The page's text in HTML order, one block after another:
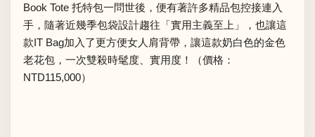
Book Tote 托特包一問世後，便有著許多精品包控接連入
手，隨著近幾季包袋設計趨往「實用主義至上」，也讓這
款IT Bag加入了更方便女人肩背帶，讓這款奶白色的金色
老花包，一次雙殺時髦度、實用度！（價格：
NTD115,000）